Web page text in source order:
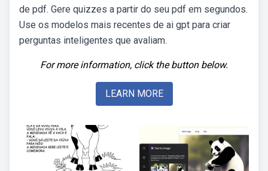
de pdf. Gere quizzes a partir do seu pdf em segundos.
Use os modelos mais recentes de ai gpt para criar
perguntas inteligentes que avaliam.
For more information, click the button below.
LEARN MORE